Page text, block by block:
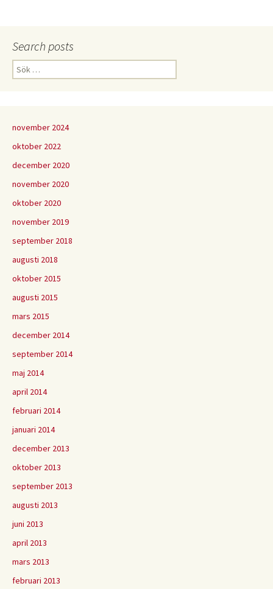
Search posts
Sök
efter:
november 2024
oktober 2022
december 2020
november 2020
oktober 2020
november 2019
september 2018
augusti 2018
oktober 2015
augusti 2015
mars 2015
december 2014
september 2014
maj 2014
april 2014
februari 2014
januari 2014
december 2013
oktober 2013
september 2013
augusti 2013
juni 2013
april 2013
mars 2013
februari 2013